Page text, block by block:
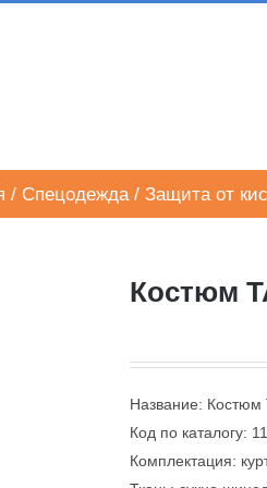
/ Спецодежда / Защита от
Костюм
Название:
Код по каталогу:
Комплектация: